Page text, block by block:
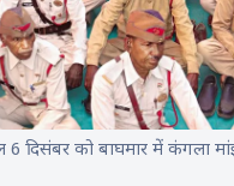
6 दिसंबर को बाघमार में कंगला